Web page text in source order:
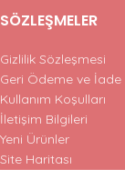
SÖZLEŞMELER
Gizlilik Sözleşmesi
Geri Ödeme ve İade
Kullanım Koşulları
İletişim Bilgileri
Yeni Ürünler
Site Haritası